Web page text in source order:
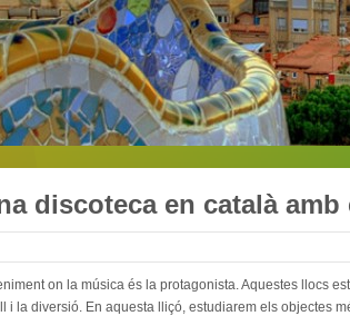
discoteca en català
on la música és la protagonista. Aquestes llocs
i la diversió. En aquesta lliçó, estudiarem els objectes